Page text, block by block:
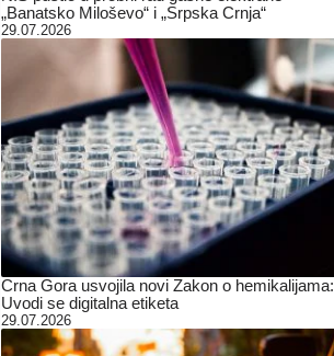
„Banatsko Miloševo“ i „Srpska Crnja“
29.07.2026
Crna Gora usvojila novi Zakon o hemikalijama:
Uvodi se digitalna etiketa
29.07.2026